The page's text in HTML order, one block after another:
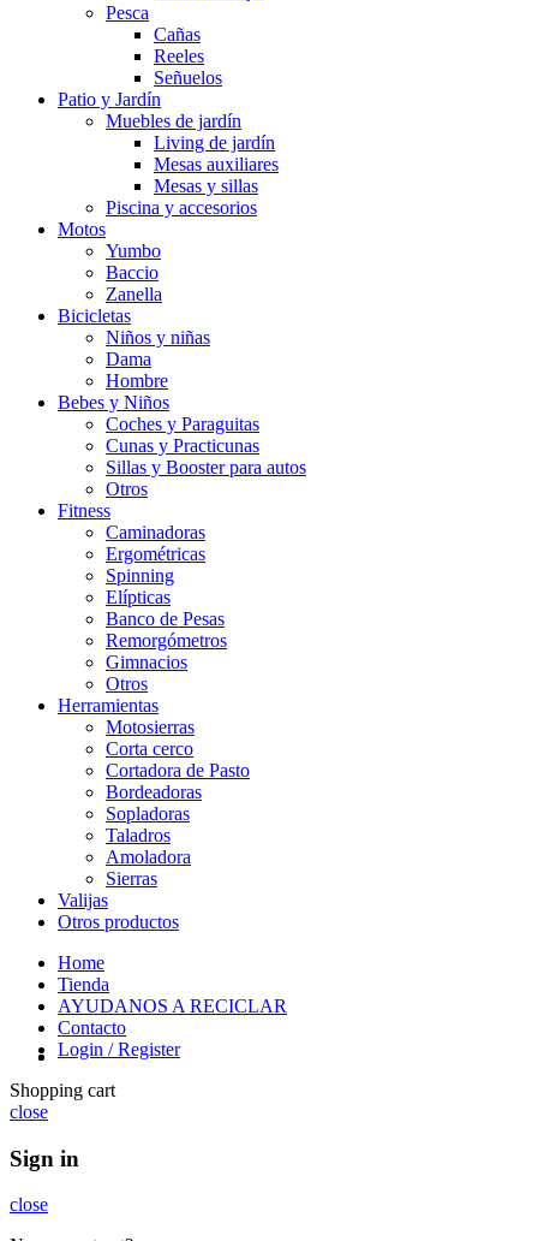
Pesca
Cañas
Reeles
Señuelos
Patio y Jardín
Muebles de jardín
Living de jardín
Mesas auxiliares
Mesas y sillas
Piscina y accesorios
Motos
Yumbo
Baccio
Zanella
Bicicletas
Niños y niñas
Dama
Hombre
Bebes y Niños
Coches y Paraguitas
Cunas y Practicunas
Sillas y Booster para autos
Otros
Fitness
Caminadoras
Ergométricas
Spinning
Elípticas
Banco de Pesas
Remorgómetros
Gimnacios
Otros
Herramientas
Motosierras
Corta cerco
Cortadora de Pasto
Bordeadoras
Sopladoras
Taladros
Amoladora
Sierras
Valijas
Otros productos
Home
Tienda
AYUDANOS A RECICLAR
Contacto
Login / Register
Shopping cart
close
Sign in
close